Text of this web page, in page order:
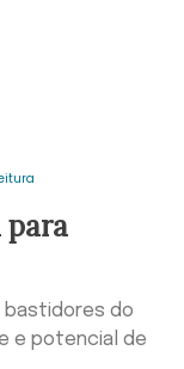
para
bastidores do
e potencial de